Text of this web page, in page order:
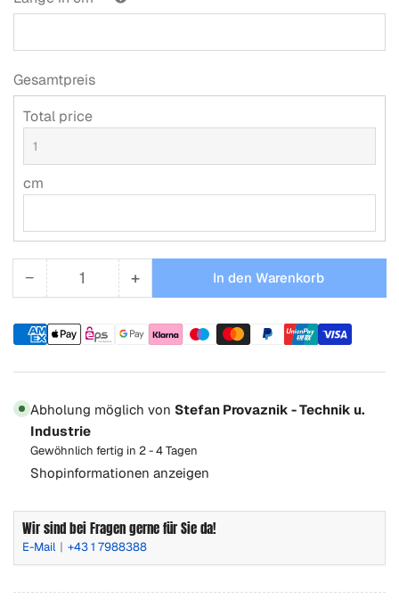
Gesamtpreis
Total price
cm
− Menge
für
Edelstahlwellrohr
Anzahl +Menge
für
Edelstahlwellrohr
In den Warenkorb
Zahlungsmethoden
Abholung möglich von Stefan Provaznik - Technik u.
Industrie
Gewöhnlich fertig in 2 - 4 Tagen
Shopinformationen anzeigen
Wir sind bei Fragen gerne für Sie da!
E-Mail +43 1 7988388